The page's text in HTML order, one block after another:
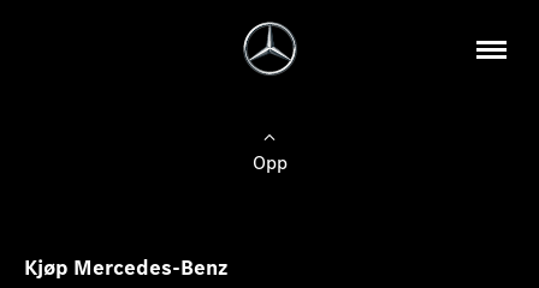
Opp
Kjøp Mercedes-Benz